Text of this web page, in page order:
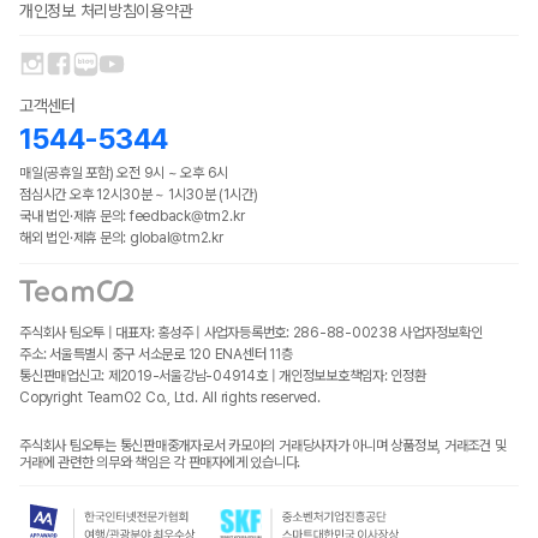
개인정보 처리방침이용약관
고객센터
1544-5344
매일(공휴일 포함) 오전 9시 ~ 오후 6시
점심시간 오후 12시30분 ~ 1시30분 (1시간)
국내 법인·제휴 문의: feedback@tm2.kr
해외 법인·제휴 문의: global@tm2.kr
주식회사 팀오투 | 대표자: 홍성주 | 사업자등록번호: 286-88-00238 사업자정보확인
주소: 서울특별시 중구 서소문로 120 ENA센터 11층
통신판매업신고: 제2019-서울강남-04914호 | 개인정보보호책임자: 인정환
Copyright TeamO2 Co., Ltd. All rights reserved.
주식회사 팀오투는 통신판매중개자로서 카모아의 거래당사자가 아니며 상품정보, 거래조건 및
거래에 관련한 의무와 책임은 각 판매자에게 있습니다.